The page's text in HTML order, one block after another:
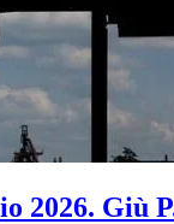
2026. Giù